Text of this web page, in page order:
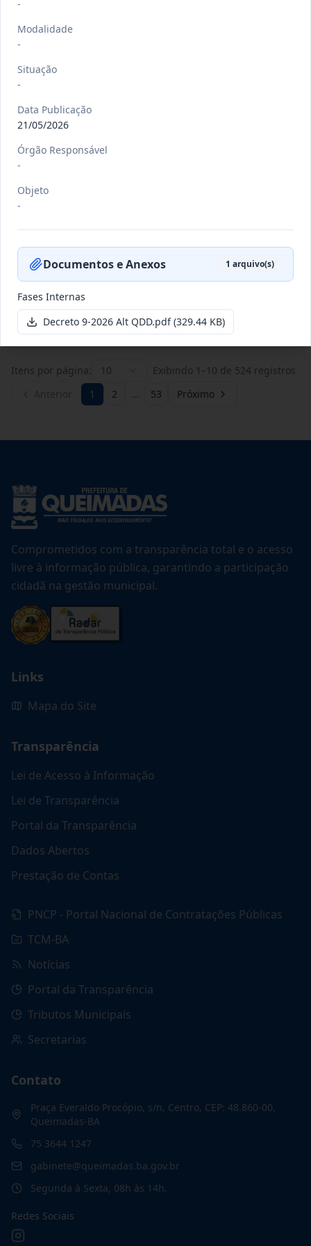
-
-/- DEC nº 079/2026
Data:21/07/2026 Ver detalhes
Itens por página: 10 Exibindo 1 –10 de 524 registros
1 2 … 53 Próximo
Comprometidos com a transparência total e o acesso
livre à informação pública, garantindo a participação
cidadã na gestão municipal.
Links
Mapa do Site
Transparência
Lei de Acesso à Informação
Lei de Transparência
Portal da Transparência
Dados Abertos
Prestação de Contas
PNCP - Portal Nacional de Contratações Públicas
TCM-BA
Notícias
Portal da Transparência
Tributos Municipais
Secretarias
Contato
Praça Everaldo Procópio, s/n, Centro, CEP: 48.860-00,
Queimadas-BA
75 3644 1247
gabinete@queimadas.ba.gov.br
Segunda à Sexta, 08h às 14h.
Redes Sociais
-
Modalidade
-
Situação
-
Data Publicação
21/05/2026
Órgão Responsável
-
Objeto
-
Documentos e Anexos 1 arquivo(s)
Fases Internas
Decreto 9-2026 Alt QDD.pdf(329.44 KB)